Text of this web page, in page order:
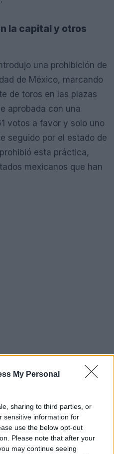
My Personal
sharing to third parties, or
sensitive information for
use the below opt-out
Please note that after your
may continue seeing
la capital y otros
una prohibición de
de México, marcando
de toros en las plazas
aprobada con una
votos a favor y solo uno
seguido por el estado de
esta práctica,
mexicanos que han
constitución
más allá de las reformas
en la
ahora incluye la
como un principio